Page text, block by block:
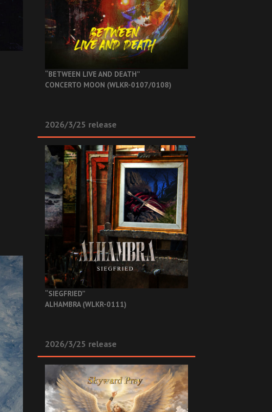
“BETWEEN LIVE AND DEATH”
CONCERTO MOON (WLKR-0107/0108)
2026/3/25 release
“SIEGFRIED”
ALHAMBRA (WLKR-0111)
2026/3/25 release